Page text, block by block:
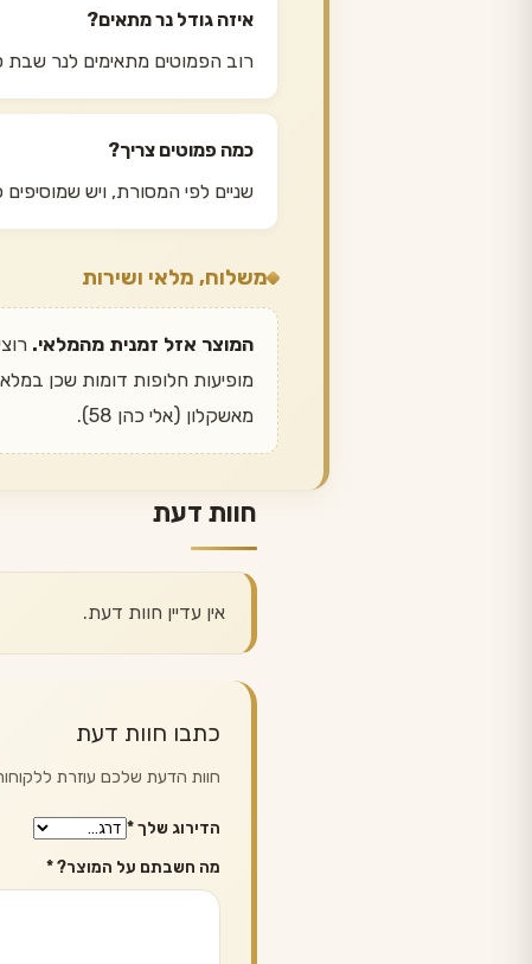
איזה גודל נר מתאים?
רוב הפמוטים מתאימים לנר
כמה פמוטים צריך?
שניים לפי המסורת, ויש
משלוח, מלאי ושירות
המוצר אזל זמנית מהמלאי.
מאשקלון (אלי כהן 58).
חוות דעת
אין עדיין חוות דעת.
כתבו חוות דעת
חוות הדעת שלכם עוזרת
הדירוג שלך*
מה חשבתם על המוצר?*